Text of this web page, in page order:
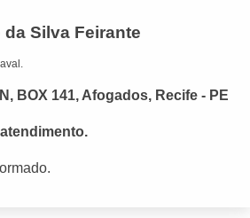
Silva Feirante
BOX 141, Afogados, Recife - PE